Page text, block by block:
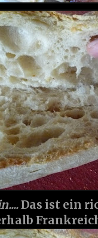
Das ist ein